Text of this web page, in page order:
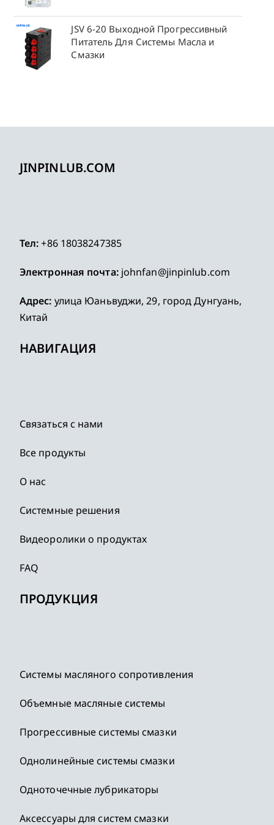
JSV 6-20 Выходной Прогрессивный
Питатель Для Системы Масла и
Смазки
JINPINLUB.COM
Тел:+86 18038247385
Электронная почта: johnfan@jinpinlub.com
Адрес: улица Юаньвуджи, 29, город Дунгуань,
Китай
НАВИГАЦИЯ
Связаться с нами
Все продукты
О нас
Системные решения
Видеоролики о продуктах
FAQ
ПРОДУКЦИЯ
Системы масляного сопротивления
Объемные масляные системы
Прогрессивные системы смазки
Однолинейные системы смазки
Одноточечные лубрикаторы
Аксессуары для систем смазки